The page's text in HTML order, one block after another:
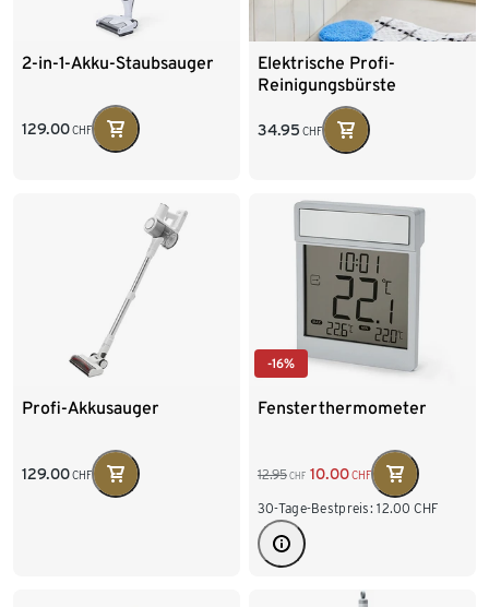
2-in-1-Akku-Staubsauger
129.00CHF
Elektrische Profi-
Reinigungsbürste
34.95 CHF
Profi-Akkusauger
129.00CHF
-16%
Fensterthermometer
12.95 CHF 10.00CHF
30-Tage-Bestpreis: 12.00 CHF